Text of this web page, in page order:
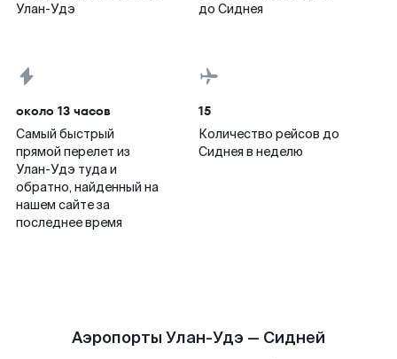
Улан-Удэ
до Сиднея
около 13 часов
Самый быстрый
прямой перелет из
Улан-Удэ туда и
обратно, найденный на
нашем сайте за
последнее время
15
Количество рейсов до
Сиднея в неделю
Аэропорты Улан-Удэ — Сидней